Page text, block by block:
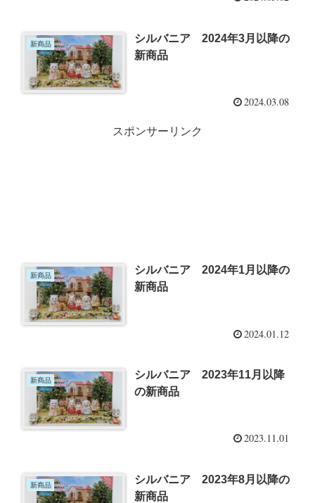
新商品
シルバニア 2024年3月以降の
新商品
2024.03.08
スポンサーリンク
新商品
シルバニア 2024年1月以降の
新商品
2024.01.12
新商品
シルバニア 2023年11月以降
の新商品
2023.11.01
新商品
シルバニア 2023年8月以降の
新商品